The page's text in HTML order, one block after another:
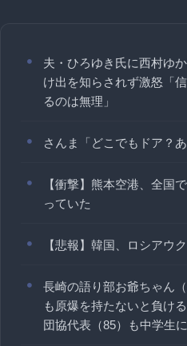
夫・ひろゆき氏に西村ゆ
け出を知らされず激怒「
るのは無理」
さんま「どこでもドア？あ
【衝撃】熊本空港、全国
っていた
【悲報】韓国、ロシアウ
長崎の語り部お爺ちゃん
も原爆を持たないと負け
団協代表（85）も中学生